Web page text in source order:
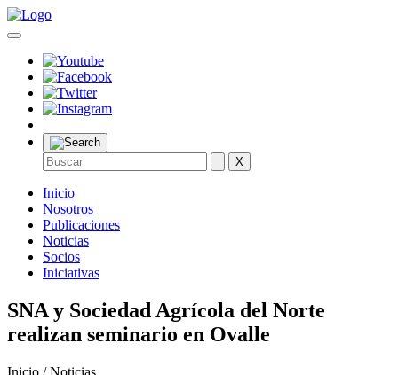
|
X
Inicio
Nosotros
Publicaciones
Noticias
Socios
Iniciativas
SNA y Sociedad Agrícola del Norte
realizan seminario en Ovalle
Inicio / Noticias